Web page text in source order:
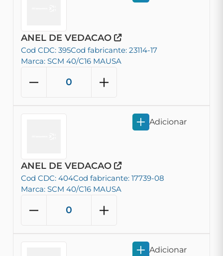
ANEL DE VEDACAO
Cod CDC: 395Cod fabricante: 23114-17
Marca: SCM 40/C16 MAUSA
ANEL DE VEDACAO
Cod CDC: 404Cod fabricante: 17739-08
Marca: SCM 40/C16 MAUSA
Adicionar
Adicionar